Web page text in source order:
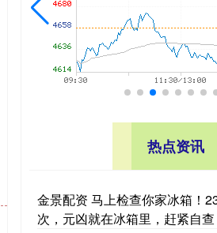
热点资讯
金景配资 马上检查你家冰箱！
次，元凶就在冰箱里，赶紧自查